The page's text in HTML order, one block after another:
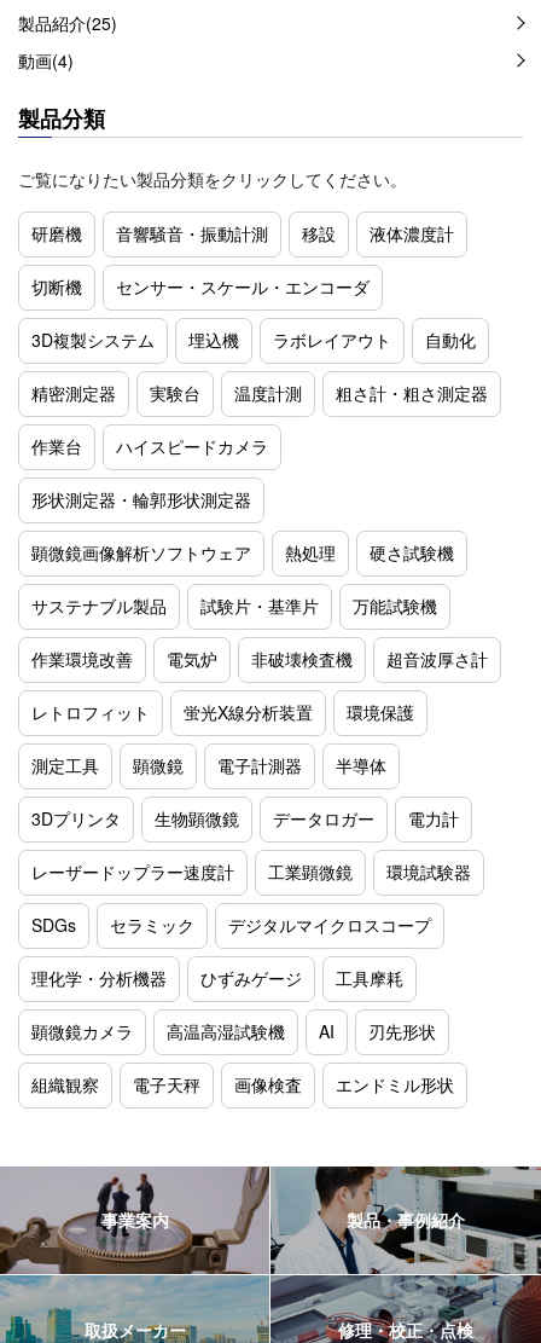
製品紹介(25)
動画(4)
製品分類
ご覧になりたい製品分類をクリックしてください。
研磨機 音響騒音・振動計測 移設 液体濃度計
切断機 センサー・スケール・エンコーダ
3D複製システム 埋込機 ラボレイアウト 自動化
精密測定器 実験台 温度計測 粗さ計・粗さ測定器
作業台 ハイスピードカメラ
形状測定器・輪郭形状測定器
顕微鏡画像解析ソフトウェア 熱処理 硬さ試験機
サステナブル製品 試験片・基準片 万能試験機
作業環境改善 電気炉 非破壊検査機 超音波厚さ計
レトロフィット 蛍光X線分析装置 環境保護
測定工具 顕微鏡 電子計測器 半導体
3Dプリンタ 生物顕微鏡 データロガー 電力計
レーザードップラー速度計 工業顕微鏡 環境試験器
SDGs セラミック デジタルマイクロスコープ
理化学・分析機器 ひずみゲージ 工具摩耗
顕微鏡カメラ 高温高湿試験機 AI 刃先形状
組織観察 電子天秤 画像検査 エンドミル形状
事業案内 製品・事例紹介
取扱メーカー 修理・校正・点検